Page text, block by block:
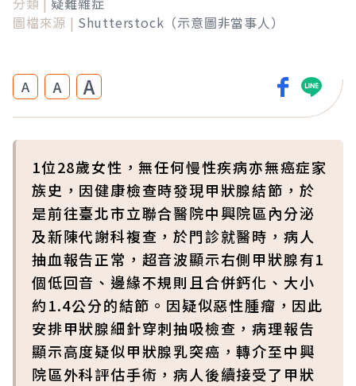
圖檔來源 | Shutterstock（示意圖非當事人）
A A A
1位28歲女性，無任何慢性疾病亦無癌症家
族史，因健康檢查時發現甲狀腺結節，於
是前往臺北市立聯合醫院中興院區內分泌
及新陳代謝科複查，於門診就醫時，病人
抽血報告正常，超音波顯示右側甲狀腺有1
個低回音、邊緣不規則且合併鈣化、大小
約1.4公分的結節。因疑似惡性腫瘤，因此
安排甲狀腺細針穿刺抽吸檢查，病理報告
顯示高度疑似甲狀腺乳突癌，轉介至中興
院區外科評估手術，病人後續接受了甲狀